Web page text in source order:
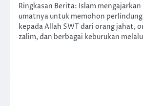
Ringkasan Berita: Islam mengajarkan
umatnya untuk memohon
kepada Allah SWT dari orang jahat,
zalim, dan berbagai keburukan